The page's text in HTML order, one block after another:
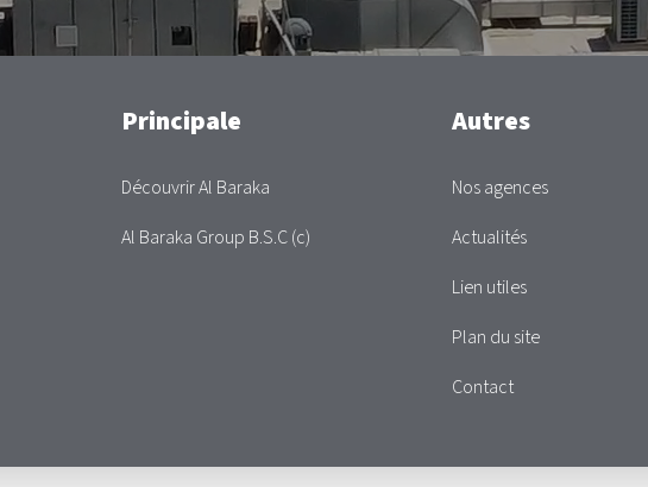
Main
Principale
Découvrir Al Baraka
Al Baraka Group B.S.C (c)
Autres
Nos agences
Actualités
Lien utiles
Plan du site
Contact